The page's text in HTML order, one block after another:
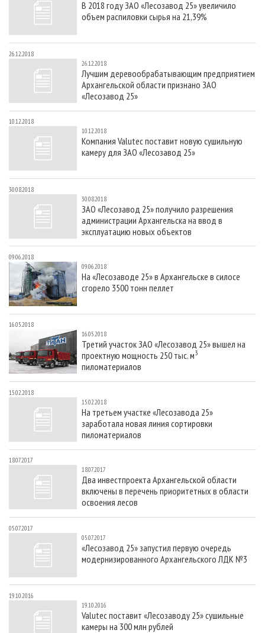
СУШКА ДРЕВЕСИНЫ
ПРОИЗВОДСТВО ДРЕВЕСНЫХ ПЛИТ
ДЕРЕВЯННОЕ ДОМОСТРОЕНИЕ
ПРОИЗВОДСТВО МЕБЕЛИ
БИОЭНЕРГЕТИКА
ЦБП
ИНСТРУМЕНТ И МАТЕРИАЛЫ
ПЕРСОНЫ
МОБИЛЬНЫЕ ВЫСТАВКИ
ПРИОРИТЕТНЫЕ ИНВЕСТПРОЕКТЫ
RUSSIAN FORESTRY REVIEW
ГАЗЕТА ЛЕСПРОМФОРУМ
БИБЛИОТЕКА СПЕЦИАЛИСТА
КОНТАКТЫ
РЕКЛАМА
В 2018 году ЗАО «Лесозавод 25» увеличило
объем распиловки сырья на 21,39%
26.12.2018
26.12.2018
Лучшим деревообрабатывающим предприятием
Архангельской области признано ЗАО
«Лесозавод 25»
10.12.2018
10.12.2018
Компания Valutec поставит новую сушильную
камеру для ЗАО «Лесозавод 25»
30.08.2018
30.08.2018
ЗАО «Лесозавод 25» получило разрешения
администрации Архангельска на ввод в
эксплуатацию новых объектов
09.06.2018
09.06.2018
На «Лесозаводе 25» в Архангельске в силосе
сгорело 3500 тонн пеллет
16.05.2018
16.05.2018
Третий участок ЗАО «Лесозавод 25» вышел на
проектную мощность 250 тыс. м3
пиломатериалов
15.02.2018
15.02.2018
На третьем участке «Лесозавода 25»
заработала новая линия сортировки
пиломатериалов
18.07.2017
18.07.2017
Два инвестпроекта Архангельской области
включены в перечень приоритетных в области
освоения лесов
05.07.2017
05.07.2017
«Лесозавод 25» запустил первую очередь
модернизированного Архангельского ЛДК №3
19.10.2016
19.10.2016
Valutec поставит «Лесозаводу 25» сушильные
камеры на 300 млн рублей